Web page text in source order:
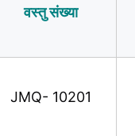
वस्तु संख्या
JMQ- 10201